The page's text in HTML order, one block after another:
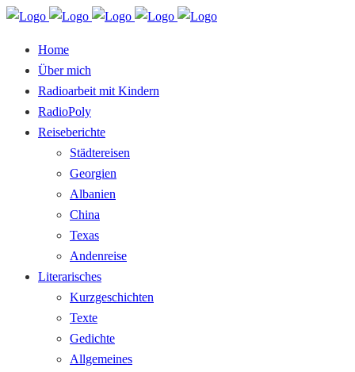
Home
Über mich
Radioarbeit mit Kindern
RadioPoly
Reiseberichte
Städtereisen
Georgien
Albanien
China
Texas
Andenreise
Literarisches
Kurzgeschichten
Texte
Gedichte
Allgemeines